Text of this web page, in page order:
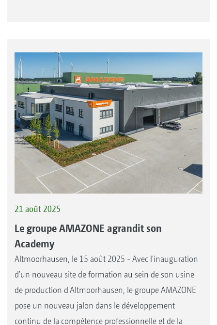
21 août 2025
Le groupe AMAZONE agrandit son
Academy
Altmoorhausen, le 15 août 2025 - Avec l'inauguration
d'un nouveau site de formation au sein de son usine
de production d'Altmoorhausen, le groupe AMAZONE
pose un nouveau jalon dans le développement
continu de la compétence professionnelle et de la